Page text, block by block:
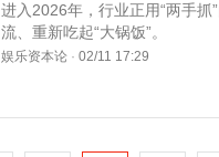
进入2026年，行业正用“两手
流、重新吃起“大锅饭”。
娱乐资本论 · 02/11 17:29